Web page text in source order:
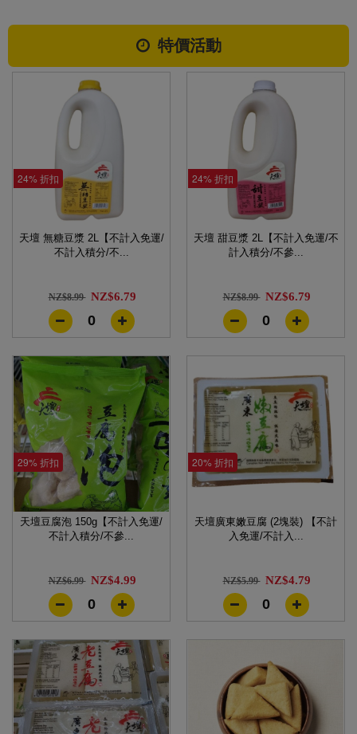
特價活動
24% 折扣
天壇 無糖豆漿 2L【不計入免運/
不計入積分/不...
NZ$8.99 NZ$6.79
0
24% 折扣
天壇 甜豆漿 2L【不計入免運/不
計入積分/不參...
NZ$8.99 NZ$6.79
0
29% 折扣
天壇豆腐泡 150g【不計入免運/
不計入積分/不參...
NZ$6.99 NZ$4.99
0
20% 折扣
天壇廣東嫩豆腐 (2塊裝) 【不計
入免運/不計入...
NZ$5.99 NZ$4.79
0